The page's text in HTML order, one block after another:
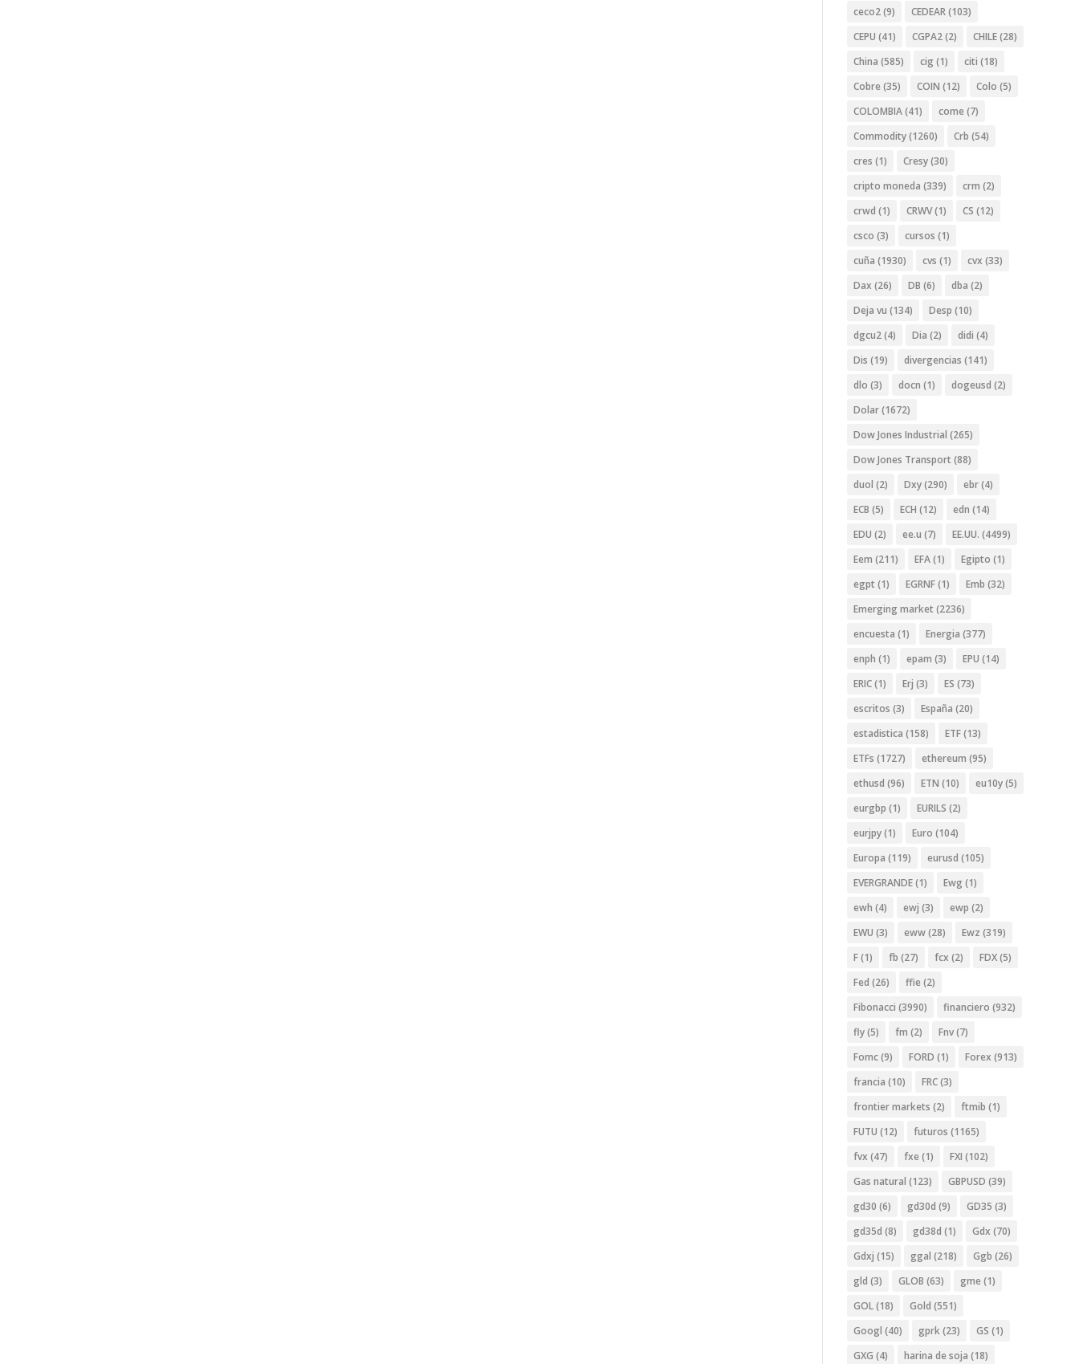
ceco2(9) CEDEAR(103)
CEPU (41) CGPA2(2) CHILE(28)
China (585) cig (1) citi (18)
Cobre (35) COIN (12) Colo (5)
COLOMBIA(41) come (7)
Commodity(1260) Crb (54)
cres (1) Cresy(30)
cripto moneda (339) crm (2)
crwd (1) CRWV(1) CS (12)
csco (3) cursos (1)
cuña (1930) cvs (1) cvx (33)
Dax (26) DB (6) dba (2)
Deja vu (134) Desp (10)
dgcu2(4) Dia (2) didi (4)
Dis (19) divergencias (141)
dlo (3) docn (1) dogeusd (2)
Dolar(1672)
Dow Jones Industrial (265)
Dow Jones Transport (88)
duol (2) Dxy(290) ebr(4)
ECB (5) ECH (12) edn (14)
EDU (2) ee.u (7) EE.UU. (4499)
Eem (211) EFA(1) Egipto (1)
egpt (1) EGRNF(1) Emb (32)
Emerging market (2236)
encuesta (1) Energia (377)
enph (1) epam (3) EPU (14)
ERIC(1) Erj (3) ES (73)
escritos (3) España (20)
estadistica (158) ETF(13)
ETFs (1727) ethereum (95)
ethusd (96) ETN (10) eu10y(5)
eurgbp (1) EURILS (2)
eurjpy(1) Euro (104)
Europa (119) eurusd (105)
EVERGRANDE(1) Ewg (1)
ewh (4) ewj (3) ewp (2)
EWU (3) eww(28) Ewz (319)
F(1) fb (27) fcx (2) FDX(5)
Fed (26) ffie (2)
Fibonacci (3990) financiero (932)
fly(5) fm (2) Fnv(7)
Fomc(9) FORD (1) Forex (913)
francia (10) FRC(3)
frontier markets (2) ftmib (1)
FUTU (12) futuros (1165)
fvx (47) fxe (1) FXI (102)
Gas natural (123) GBPUSD (39)
gd30 (6) gd30d (9) GD35 (3)
gd35d (8) gd38d (1) Gdx (70)
Gdxj (15) ggal (218) Ggb (26)
gld (3) GLOB (63) gme (1)
GOL(18) Gold (551)
Googl (40) gprk(23) GS (1)
GXG (4) harina de soja (18)